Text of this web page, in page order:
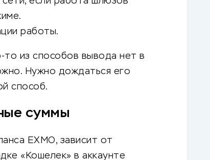
работы.
то из способов вывода нет в
Нужно дождаться его
способ.
суммы
EXMO, зависит от
«Кошелек» в аккаунте